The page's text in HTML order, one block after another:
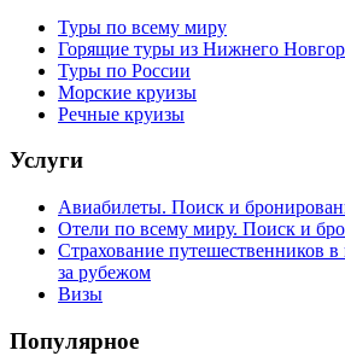
Туры по всему миру
Горящие туры из Нижнего
Туры по России
Морские круизы
Речные круизы
Услуги
Авиабилеты. Поиск и
Отели по всему миру. Поиск и
Страхование путешественников
за рубежом
Визы
Популярное